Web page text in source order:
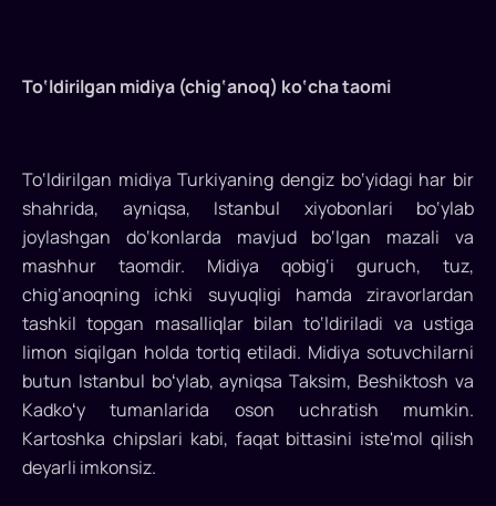
To‘ldirilgan midiya (chig‘anoq) ko‘cha taomi
To‘ldirilgan midiya Turkiyaning dengiz bo‘yidagi har bir
shahrida, ayniqsa, Istanbul xiyobonlari bo‘ylab
joylashgan do‘konlarda mavjud bo‘lgan mazali va
mashhur taomdir. Midiya qobig‘i guruch, tuz,
chig‘anoqning ichki suyuqligi hamda ziravorlardan
tashkil topgan masalliqlar bilan to‘ldiriladi va ustiga
limon siqilgan holda tortiq etiladi. Midiya sotuvchilarni
butun Istanbul boʻylab, ayniqsa Taksim, Beshiktosh va
Kadkoʻy tumanlarida oson uchratish mumkin.
Kartoshka chipslari kabi, faqat bittasini iste'mol qilish
deyarli imkonsiz.